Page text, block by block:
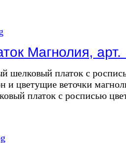
Магнолия,
шелковый платок с
и цветущие веточки
платок с росписью